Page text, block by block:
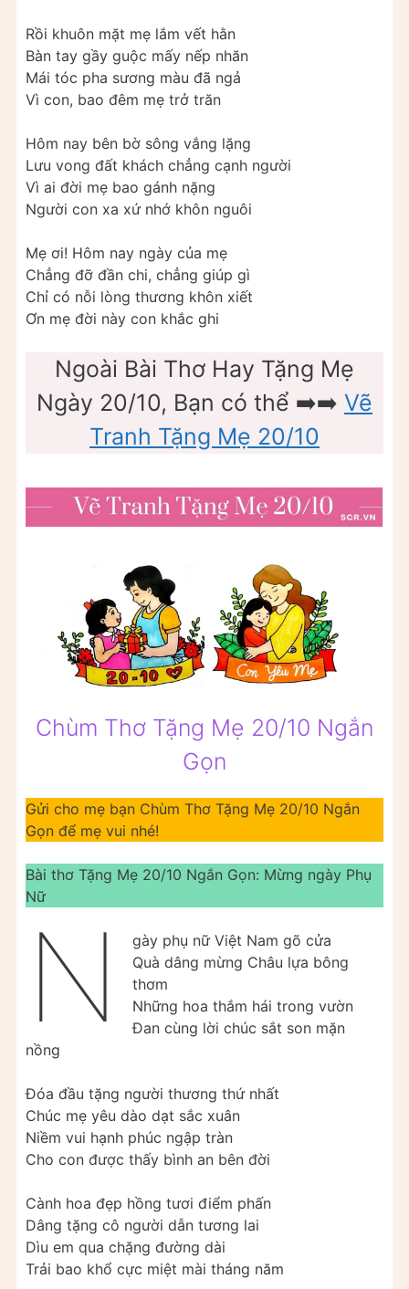
Rồi khuôn mặt mẹ lắm vết hằn
Bàn tay gầy guộc mấy nếp nhăn
Mái tóc pha sương màu đã ngả
Vì con, bao đêm mẹ trở trăn
Hôm nay bên bờ sông vắng lặng
Lưu vong đất khách chẳng cạnh người
Vì ai đời mẹ bao gánh nặng
Người con xa xứ nhớ khôn nguôi
Mẹ ơi! Hôm nay ngày của mẹ
Chẳng đỡ đần chi, chẳng giúp gì
Chỉ có nỗi lòng thương khôn xiết
Ơn mẹ đời này con khắc ghi
Ngoài Bài Thơ Hay Tặng Mẹ
Ngày 20/10, Bạn có thể ➡️➡️ Vẽ
Tranh Tặng Mẹ 20/10
Chùm Thơ Tặng Mẹ 20/10 Ngắn
Gọn
Gửi cho mẹ bạn Chùm Thơ Tặng Mẹ 20/10 Ngắn
Gọn để mẹ vui nhé!
Bài thơ Tặng Mẹ 20/10 Ngắn Gọn: Mừng ngày Phụ
Nữ
N
gày phụ nữ Việt Nam gõ cửa
Quà dâng mừng Châu lựa bông
thơm
Những hoa thắm hái trong vườn
Đan cùng lời chúc sắt son mặn
nồng
Đóa đầu tặng người thương thứ nhất
Chúc mẹ yêu dào dạt sắc xuân
Niềm vui hạnh phúc ngập tràn
Cho con được thấy bình an bên đời
Cành hoa đẹp hồng tươi điểm phấn
Dâng tặng cô người dẫn tương lai
Dìu em qua chặng đường dài
Trải bao khổ cực miệt mài tháng năm